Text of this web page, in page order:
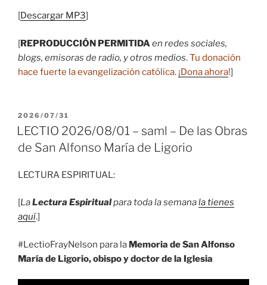
[Descargar MP3]
[REPRODUCCIÓN PERMITIDA en redes sociales,
blogs, emisoras de radio, y otros medios.Tu donación
hace fuerte la evangelización católica. ¡Dona ahora!]
PUBLICADO
EL
2026/07/31
LECTIO 2026/08/01 – saml – De las Obras
de San Alfonso María de Ligorio
LECTURA ESPIRITUAL:
[LaLectura Espiritualpara toda la semanala tienes
aquí.]
#LectioFrayNelson para la Memoria de San Alfonso
María de Ligorio, obispo y doctor de la Iglesia